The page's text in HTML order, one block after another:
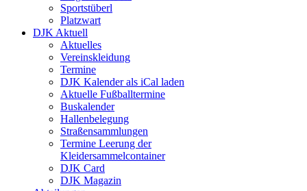
Sportstüberl
Platzwart
DJK Aktuell
Aktuelles
Vereinskleidung
Termine
DJK Kalender als iCal laden
Aktuelle Fußballtermine
Buskalender
Hallenbelegung
Straßensammlungen
Termine Leerung der
Kleidersammelcontainer
DJK Card
DJK Magazin